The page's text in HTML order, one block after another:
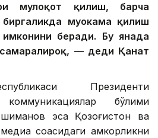
мулоқот қилиш, барча
муҳокама қилиш
беради. Бу янада
— деди Қанат
Президенти
коммуникациялар бўлими
эса Қозоғистон ва
соҳасидаги ҳамкорликни